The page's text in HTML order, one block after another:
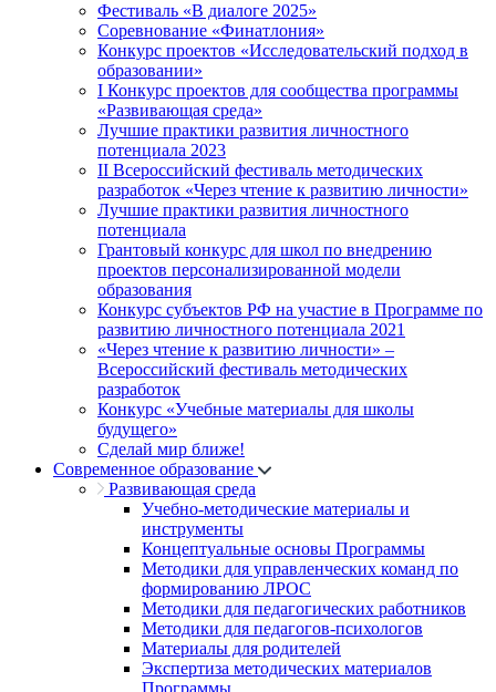
Фестиваль «В диалоге 2025»
Соревнование «Финатлония»
Конкурс проектов «Исследовательский подход в
образовании»
I Конкурс проектов для сообщества программы
«Развивающая среда»
Лучшие практики развития личностного
потенциала 2023
II Всероссийский фестиваль методических
разработок «Через чтение к развитию личности»
Лучшие практики развития личностного
потенциала
Грантовый конкурс для школ по внедрению
проектов персонализированной модели
образования
Конкурс субъектов РФ на участие в Программе по
развитию личностного потенциала 2021
«Через чтение к развитию личности» –
Всероссийский фестиваль методических
разработок
Конкурс «Учебные материалы для школы
будущего»
Сделай мир ближе!
Современное образование
Развивающая среда
Учебно-методические материалы и
инструменты
Концептуальные основы Программы
Методики для управленческих команд по
формированию ЛРОС
Методики для педагогических работников
Методики для педагогов-психологов
Материалы для родителей
Экспертиза методических материалов
Программы